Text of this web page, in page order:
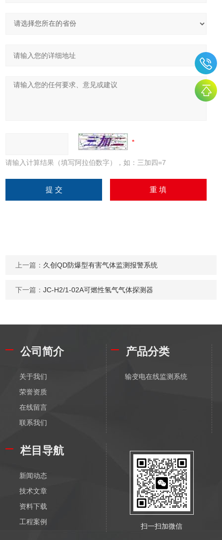
请输入计算结果（填写阿拉伯数字），如：三加四=7
上一篇： 久创QD防爆型有害气体监测报警系统
下一篇：JC-H2/1-02A可燃性氢气气体探测器
公司简介
关于我们
荣誉资质
在线留言
联系我们
产品分类
输变电在线监测系统
栏目导航
新闻动态
技术文章
资料下载
工程案例
扫一扫加微信